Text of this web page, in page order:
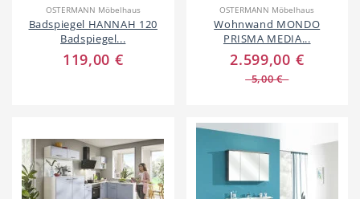
OSTERMANN Möbelhaus
Badspiegel HANNAH 120
Badspiegel...
119,00 €
OSTERMANN Möbelhaus
Wohnwand MONDO
PRISMA MEDIA...
2.599,00 €
5,00 €